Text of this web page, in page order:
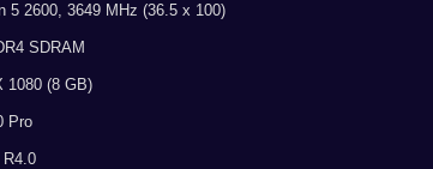
5 2600, 3649 MHz (36.5 x 100)
SDRAM
1080 (8 GB)
Pro